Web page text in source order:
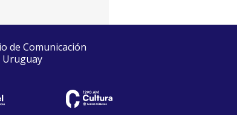
de Comunicación
Uruguay